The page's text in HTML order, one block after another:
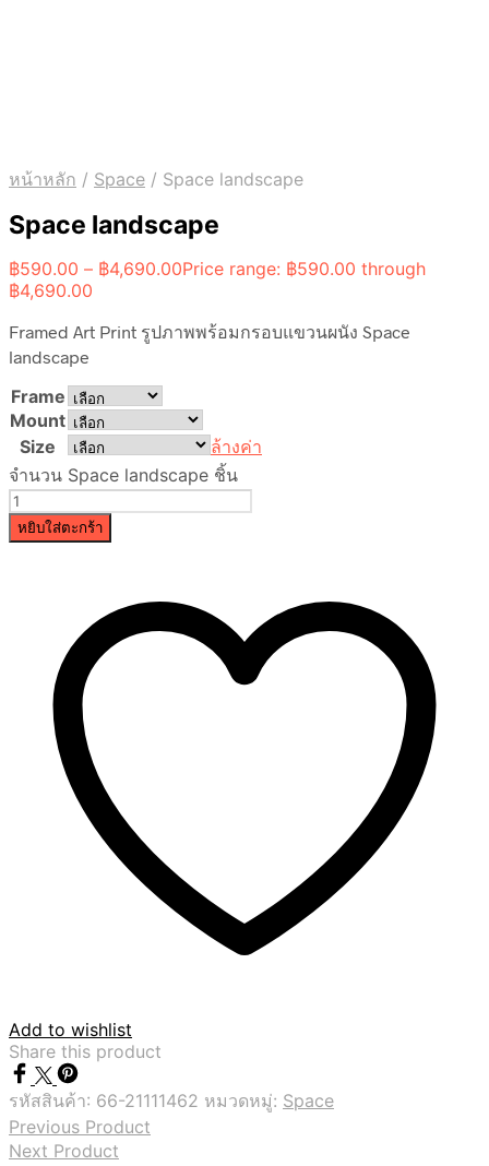
หน้าหลัก / Space / Space landscape
Space landscape
฿590.00 – ฿4,690.00Price range: ฿590.00 through
฿4,690.00
Framed Art Print รูปภาพพร้อมกรอบแขวนผนัง Space
landscape
Frame
Mount
Size
ล้างค่า
จำนวน Space landscape ชิ้น
หยิบใส่ตะกร้า
Add to wishlist
Share this product
รหัสสินค้า: 66-21111462 หมวดหมู่: Space
Previous Product
Next Product